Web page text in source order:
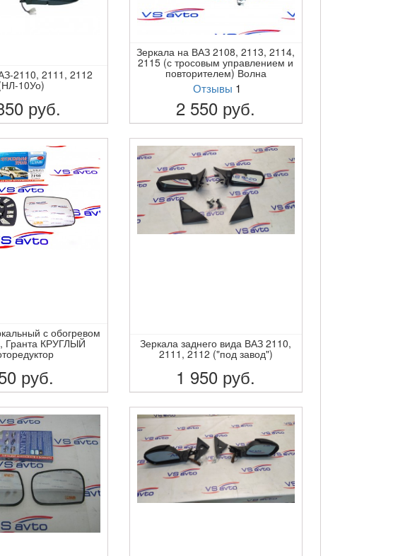
2110, 2111, 2112
10Уо)
руб.
Зеркала на ВАЗ 2108, 2113, 2114,
2115 (с тросовым управлением и
повторителем) Волна
Отзывы 1
2 550 руб.
ПОДРОБНЕЕ
с обогревом
Гранта КРУГЛЫЙ
руб.
Зеркала заднего вида ВАЗ 2110,
2111, 2112 ("под завод")
1 950 руб.
ПОДРОБНЕЕ